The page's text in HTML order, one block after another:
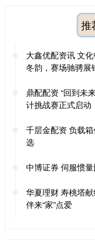
推
大鑫优配资讯 文
冬韵，赛场驰骋展
鼎配配资 “回到未
计挑战赛正式启动
千层金配资 负载
选
中博证券 伺服惯
华夏理财 寿桃塔
伴来“家”点爱